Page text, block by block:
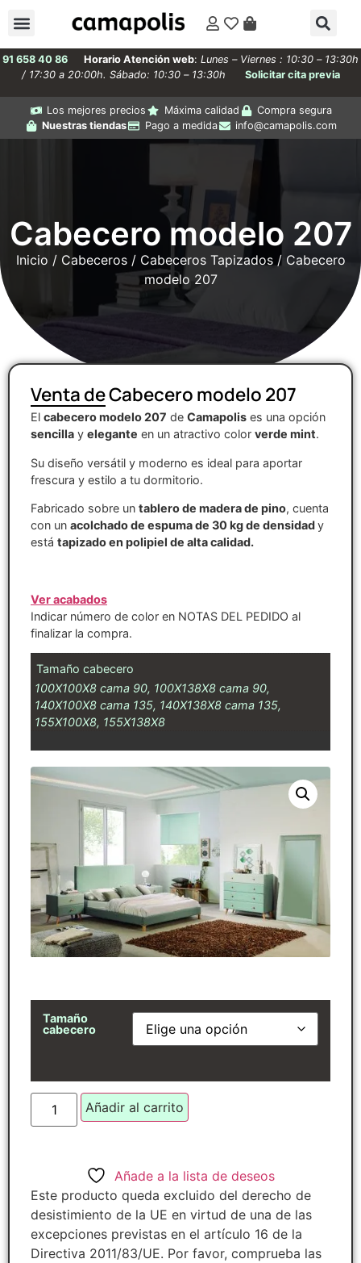
91 658 40 86 Horario Atención web: Lunes – Viernes : 10:30 – 13:30h
/ 17:30 a 20:00h. Sábado: 10:30 – 13:30h
Solicitar cita previa
Los mejores precios Máxima calidad
Compra segura
Nuestras tiendas
Pago a medida info@camapolis.com
Cabecero modelo 207
Inicio / Cabeceros/ Cabeceros Tapizados/ Cabecero
modelo 207
Venta de Cabecero modelo 207
El cabecero modelo 207 de Camapolis es una opción
sencilla y elegante en un atractivo color verde mint.
Su diseño versátil y moderno es ideal para aportar
frescura y estilo a tu dormitorio.
Fabricado sobre un tablero de madera de pino, cuenta
con un acolchado de espuma de 30 kg de densidady
está tapizado en polipiel de alta calidad.
Ver acabados
Indicar número de color en NOTAS DEL PEDIDO al
finalizar la compra.
Tamaño cabecero
100X100X8 cama 90, 100X138X8 cama 90,
140X100X8 cama 135, 140X138X8 cama 135,
155X100X8, 155X138X8
Tamaño
cabecero
Añadir al carrito
Añade a la lista de deseos
Este producto queda excluido del derecho de
desistimiento de la UE en virtud de una de las
excepciones previstas en el artículo 16 de la
Directiva 2011/83/UE. Por favor, comprueba las